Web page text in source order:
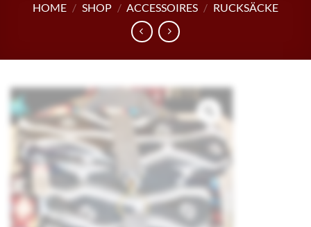
HOME / SHOP / ACCESSOIRES / RUCKSÄCKE